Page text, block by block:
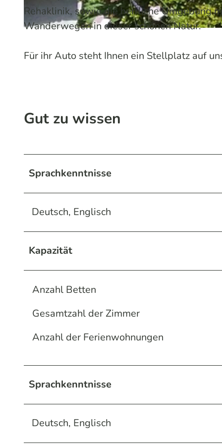
e
n
w
h
F
i
g
Rehaklinik, sowie die herrliche Umgebung
Wanderwegen in dieser schönen Natur.
Für ihr Auto steht Ihnen ein Stellplatz auf
Gut zu wissen
Sprachkenntnisse
Deutsch, Englisch
Kapazität
Anzahl Betten
Gesamtzahl der Zimmer
Anzahl der Ferienwohnungen
Sprachkenntnisse
Deutsch, Englisch